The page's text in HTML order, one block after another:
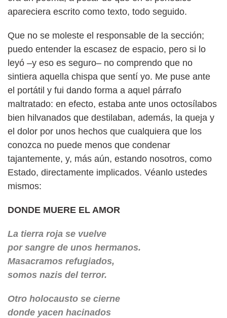
apareciera escrito como texto, todo seguido.
Que no se moleste el responsable de la sección;
puedo entender la escasez de espacio, pero si lo
leyó –y eso es seguro– no comprendo que no
sintiera aquella chispa que sentí yo. Me puse ante
el portátil y fui dando forma a aquel párrafo
maltratado: en efecto, estaba ante unos octosílabos
bien hilvanados que destilaban, además, la queja y
el dolor por unos hechos que cualquiera que los
conozca no puede menos que condenar
tajantemente, y, más aún, estando nosotros, como
Estado, directamente implicados. Véanlo ustedes
mismos:
DONDE MUERE EL AMOR
La tierra roja se vuelve
por sangre de unos hermanos.
Masacramos refugiados,
somos nazis del terror.
Otro holocausto se cierne
donde yacen hacinados